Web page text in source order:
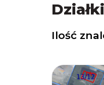
Ilość